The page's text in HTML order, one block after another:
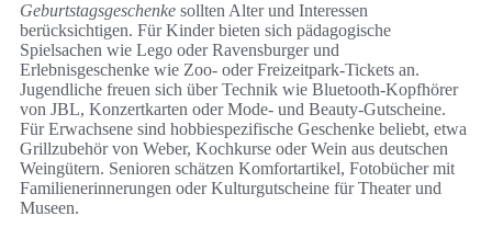
Geburtstagsgeschenke sollten Alter und Interessen
berücksichtigen. Für Kinder bieten sich pädagogische
Spielsachen wie Lego oder Ravensburger und
Erlebnisgeschenke wie Zoo- oder Freizeitpark-Tickets an.
Jugendliche freuen sich über Technik wie Bluetooth-Kopfhörer
von JBL, Konzertkarten oder Mode- und Beauty-Gutscheine.
Für Erwachsene sind hobbiespezifische Geschenke beliebt, etwa
Grillzubehör von Weber, Kochkurse oder Wein aus deutschen
Weingütern. Senioren schätzen Komfortartikel, Fotobücher mit
Familienerinnerungen oder Kulturgutscheine für Theater und
Museen.